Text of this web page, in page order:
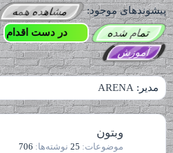
پیشوندهای موجود: مشاهده همه
تمام شده در دست اقدام
آموزش
مدیر: ARENA
وبتون‌
موضوعات 25 نوشته‌ها 706